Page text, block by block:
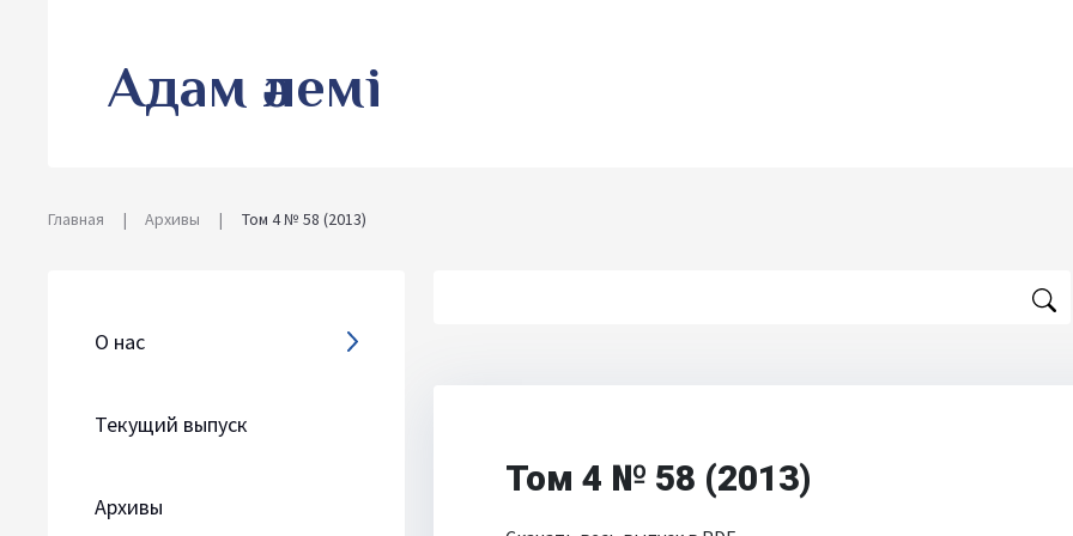
Адам әлемі
Главная | Архивы | Том 4 № 58 (2013)
О нас
Текущий выпуск
Архивы
Том 4 № 58 (2013)